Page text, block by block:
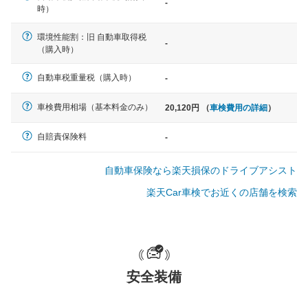
軽自動車
ノア、セレナ、プリウス、カロー
大型車
時）
-
環境性能割：旧 自動車取得税
（購入時）
-
自動車税重量税（購入時） -
車検費用相場（基本料金のみ） 20,120円 （車検費用の詳細）
自賠責保険料 -
自動車保険なら楽天損保のドライブアシスト
楽天Car車検でお近くの店舗を検索
安全装備